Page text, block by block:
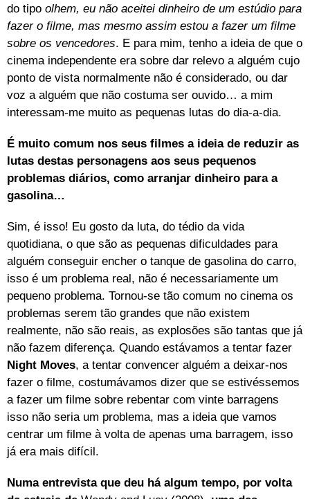
do tipo olhem, eu não aceitei dinheiro de um estúdio para
fazer o filme, mas mesmo assim estou a fazer um filme
sobre os vencedores. E para mim, tenho a ideia de que o
cinema independente era sobre dar relevo a alguém cujo
ponto de vista normalmente não é considerado, ou dar
voz a alguém que não costuma ser ouvido… a mim
interessam-me muito as pequenas lutas do dia-a-dia.
É muito comum nos seus filmes a ideia de reduzir as
lutas destas personagens aos seus pequenos
problemas diários, como arranjar dinheiro para a
gasolina…
Sim, é isso! Eu gosto da luta, do tédio da vida
quotidiana, o que são as pequenas dificuldades para
alguém conseguir encher o tanque de gasolina do carro,
isso é um problema real, não é necessariamente um
pequeno problema. Tornou-se tão comum no cinema os
problemas serem tão grandes que não existem
realmente, não são reais, as explosões são tantas que já
não fazem diferença. Quando estávamos a tentar fazer
Night Moves, a tentar convencer alguém a deixar-nos
fazer o filme, costumávamos dizer que se estivéssemos
a fazer um filme sobre rebentar com vinte barragens
isso não seria um problema, mas a ideia que vamos
centrar um filme à volta de apenas uma barragem, isso
já era mais difícil.
Numa entrevista que deu há algum tempo, por volta